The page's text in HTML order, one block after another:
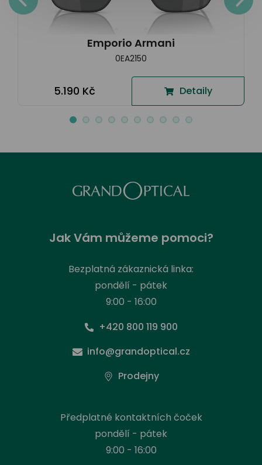
Emporio Armani
0EA2150
5.190 Kč Detaily
Jak Vám můžeme pomoci?
Bezplatná zákaznická linka:
pondělí - pátek
9:00 - 16:00
+420 800 119 900
info@grandoptical.cz
Prodejny
Předplatné kontaktních čoček
pondělí - pátek
9:00 - 16:00